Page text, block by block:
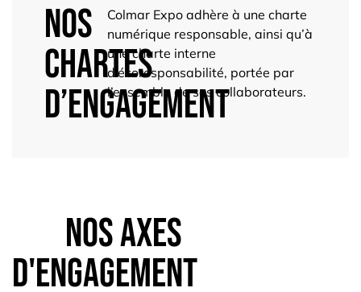
Nos
chartes
d’engagement
Colmar Expo adhère à une charte
numérique responsable, ainsi qu’à
une charte interne
d’écoresponsabilité, portée par
l’ensemble de ses collaborateurs.
Nos axes
d'engagement